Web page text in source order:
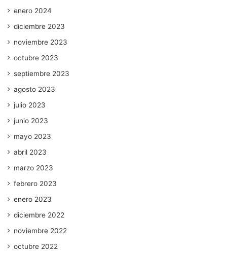
enero 2024
diciembre 2023
noviembre 2023
octubre 2023
septiembre 2023
agosto 2023
julio 2023
junio 2023
mayo 2023
abril 2023
marzo 2023
febrero 2023
enero 2023
diciembre 2022
noviembre 2022
octubre 2022